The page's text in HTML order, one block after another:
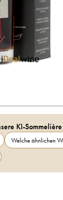
KI-Sommelière
Welche ähnlichen